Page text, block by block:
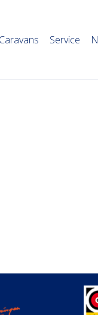
Caravans Service